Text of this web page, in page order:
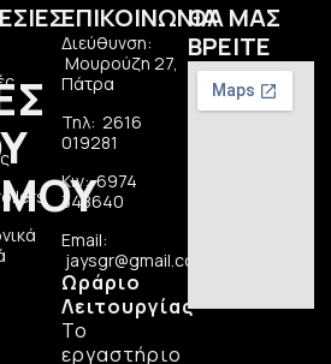
ΕΠΙΚΟΙΝΩΝΙΑ
Διεύθυνση:
Μουρούζη 27,
Πάτρα
Τηλ: 2616
019281
Κιν: 6974
348640
Email:
jaysgr@gmail.com
Ωράριο
Λειτουργίας
Το
εργαστήριο
ΘΑ ΜΑΣ
ΒΡΕΙΤΕ